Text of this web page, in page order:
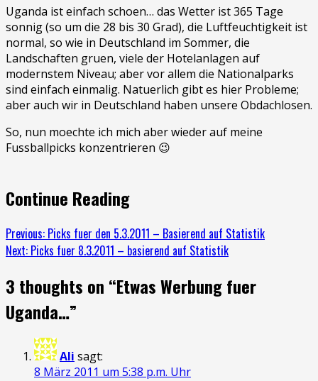
Uganda ist einfach schoen… das Wetter ist 365 Tage
sonnig (so um die 28 bis 30 Grad), die Luftfeuchtigkeit ist
normal, so wie in Deutschland im Sommer, die
Landschaften gruen, viele der Hotelanlagen auf
modernstem Niveau; aber vor allem die Nationalparks
sind einfach einmalig. Natuerlich gibt es hier Probleme;
aber auch wir in Deutschland haben unsere Obdachlosen.
So, nun moechte ich mich aber wieder auf meine
Fussballpicks konzentrieren 😉
Continue Reading
Previous: Picks fuer den 5.3.2011 – Basierend auf Statistik
Next: Picks fuer 8.3.2011 – basierend auf Statistik
3 thoughts on “Etwas Werbung fuer
Uganda…”
Ali sagt:
8 März 2011 um 5:38 p.m. Uhr